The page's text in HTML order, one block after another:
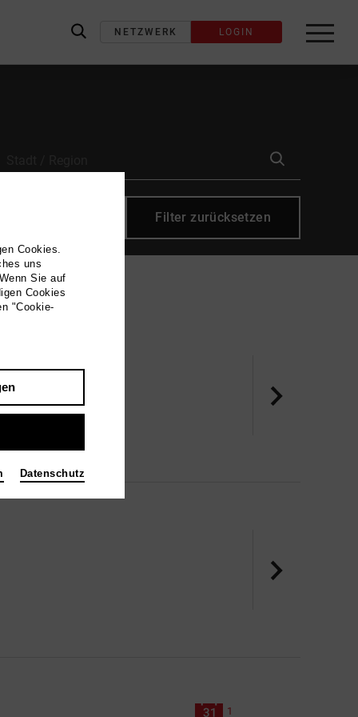
label_search
NETZWERK LOGIN
Filter zurücksetzen
1
Cookies.
uns
Sie auf
Cookies
"Cookie-
Datenschutz